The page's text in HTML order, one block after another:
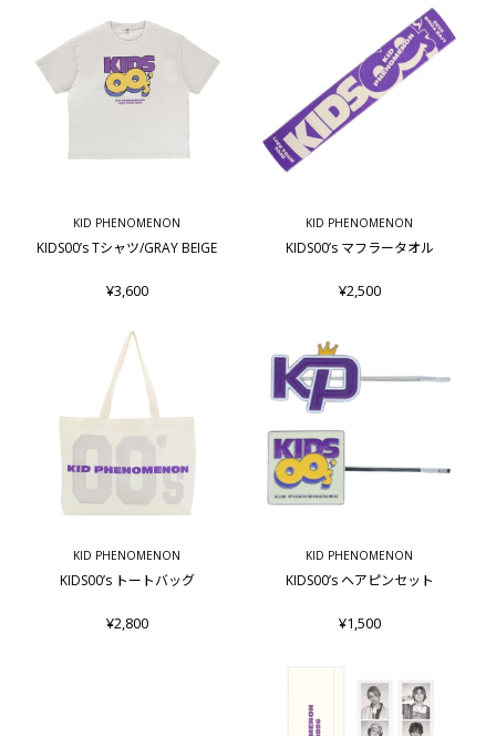
KID PHENOMENON
KIDS00’s Tシャツ/GRAY BEIGE
¥3,600
KID PHENOMENON
KIDS00’s マフラータオル
¥2,500
KID PHENOMENON
KIDS00’s トートバッグ
¥2,800
KID PHENOMENON
KIDS00’s ヘアピンセット
¥1,500